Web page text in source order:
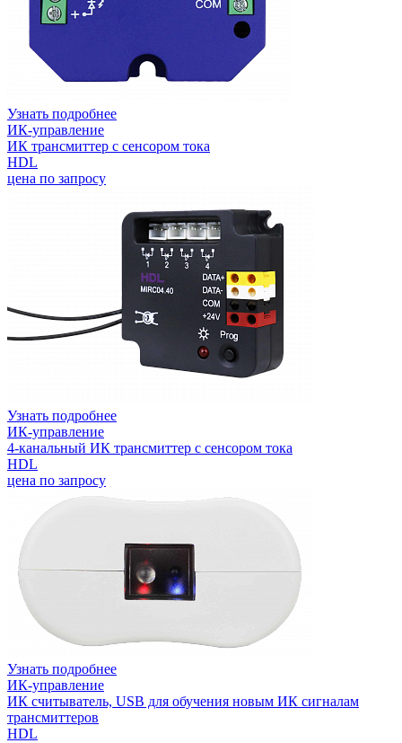
Узнать подробнее
ИК-управление
ИК трансмиттер с сенсором тока
HDL
цена по запросу
Узнать подробнее
ИК-управление
4-канальный ИК трансмиттер с сенсором тока
HDL
цена по запросу
Узнать подробнее
ИК-управление
ИК считыватель, USB для обучения новым ИК сигналам
трансмиттеров
HDL